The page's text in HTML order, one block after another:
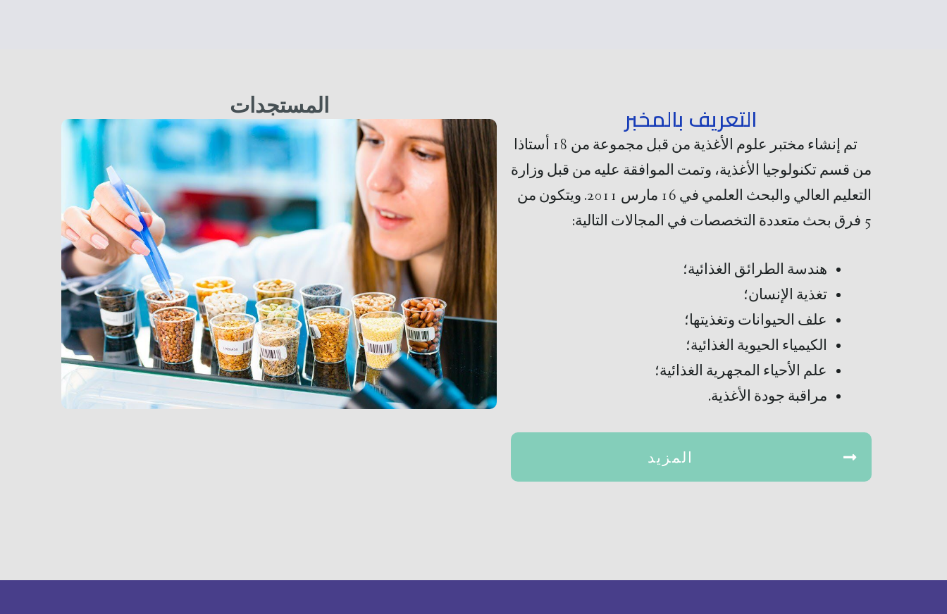
التعريف بالمخبر
تم إنشاء مختبر علوم الأغذية من قبل مجموعة من 18 أستاذا
من قسم تكنولوجيا الأغذية، وتمت الموافقة عليه من قبل وزارة
التعليم العالي والبحث العلمي في 16 مارس 2011. ويتكون من
5 فرق بحث متعددة التخصصات في المجالات التالية:
هندسة الطرائق الغذائية؛
تغذية الإنسان؛
علف الحيوانات وتغذيتها؛
الكيمياء الحيوية الغذائية؛
علم الأحياء المجهرية الغذائية؛
مراقبة جودة الأغذية.
المزيد
المستجدات